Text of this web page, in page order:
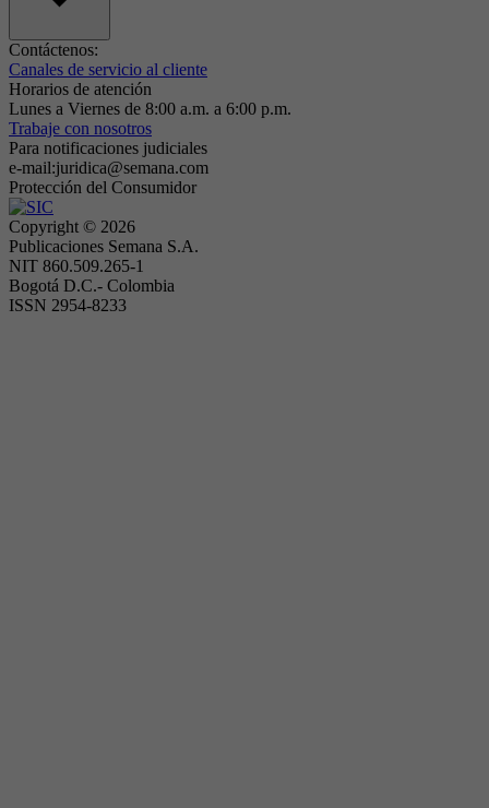
Contáctenos:
Canales de servicio al cliente
Horarios de atención
Lunes a Viernes de 8:00 a.m. a 6:00 p.m.
Trabaje con nosotros
Para notificaciones judiciales
e-mail:juridica@semana.com
Protección del Consumidor
Copyright © 2026
Publicaciones Semana S.A.
NIT 860.509.265-1
Bogotá D.C.- Colombia
ISSN 2954-8233